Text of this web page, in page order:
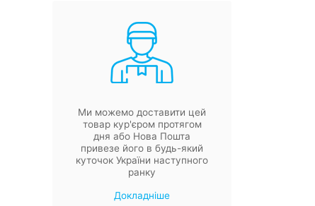
Ми можемо доставити цей
товар кур'єром протягом
дня або Нова Пошта
привезе його в будь-який
куточок України наступного
ранку
Докладніше